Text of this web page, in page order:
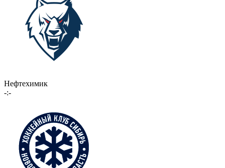
Нефтехимик
-:-